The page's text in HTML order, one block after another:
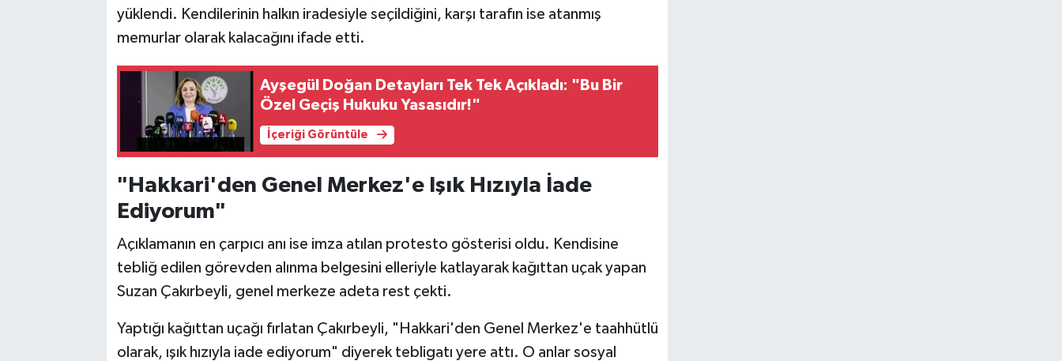
yüklendi. Kendilerinin halkın iradesiyle seçildiğini, karşı tarafın ise atanmış
memurlar olarak kalacağını ifade etti.
Ayşegül Doğan Detayları Tek Tek Açıkladı: "Bu Bir
Özel Geçiş Hukuku Yasasıdır!"
İçeriği Görüntüle
"Hakkari'den Genel Merkez'e Işık Hızıyla İade
Ediyorum"
Açıklamanın en çarpıcı anı ise imza atılan protesto gösterisi oldu. Kendisine
tebliğ edilen görevden alınma belgesini elleriyle katlayarak kağıttan uçak yapan
Suzan Çakırbeyli, genel merkeze adeta rest çekti.
Yaptığı kağıttan uçağı fırlatan Çakırbeyli, "Hakkari'den Genel Merkez'e taahhütlü
olarak, ışık hızıyla iade ediyorum" diyerek tebligatı yere attı. O anlar sosyal